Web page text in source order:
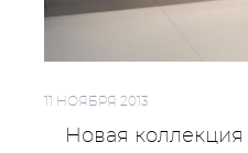
11 НОЯБРЯ 2013
Новая